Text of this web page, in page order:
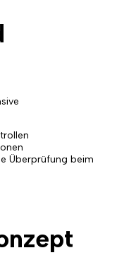
Überprüfung beim